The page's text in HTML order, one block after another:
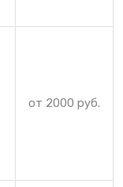
от 2000 руб.